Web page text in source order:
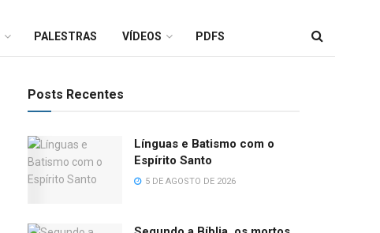
PALESTRAS VÍDEOS PDFS
Posts Recentes
Línguas e Batismo com o
Espírito Santo
5 DE AGOSTO DE 2026